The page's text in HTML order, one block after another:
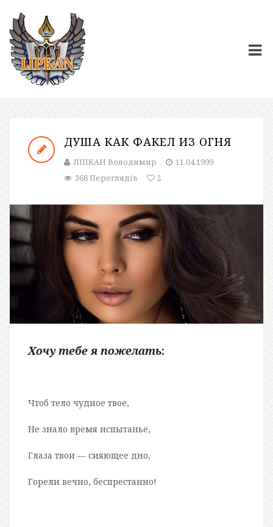
ДУША КАК ФАКЕЛ ИЗ ОГНЯ
ЛІПКАН Володимир
11.04.1999
368 Переглядів
2
Хочу тебе я пожелать:
Чтоб тело чудное твое,
Не знало время испытанье,
Глаза твои — сияющее дно,
Горели вечно, беспрестанно!